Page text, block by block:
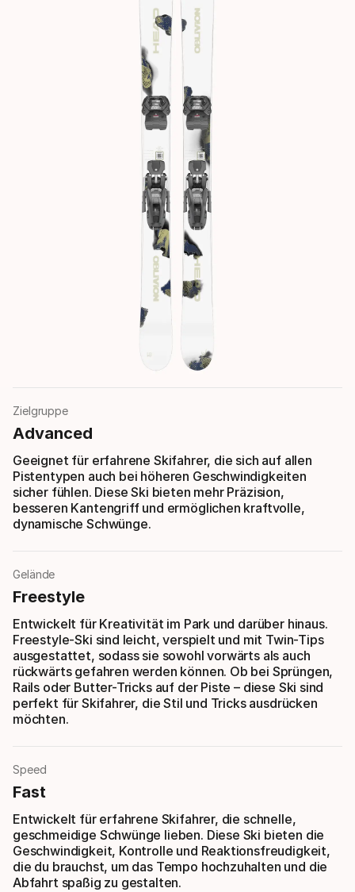
Zielgruppe
Advanced
Geeignet für erfahrene Skifahrer, die sich auf allen
Pistentypen auch bei höheren Geschwindigkeiten
sicher fühlen. Diese Ski bieten mehr Präzision,
besseren Kantengriff und ermöglichen kraftvolle,
dynamische Schwünge.
Gelände
Freestyle
Entwickelt für Kreativität im Park und darüber hinaus.
Freestyle-Ski sind leicht, verspielt und mit Twin-Tips
ausgestattet, sodass sie sowohl vorwärts als auch
rückwärts gefahren werden können. Ob bei Sprüngen,
Rails oder Butter-Tricks auf der Piste – diese Ski sind
perfekt für Skifahrer, die Stil und Tricks ausdrücken
möchten.
Speed
Fast
Entwickelt für erfahrene Skifahrer, die schnelle,
geschmeidige Schwünge lieben. Diese Ski bieten die
Geschwindigkeit, Kontrolle und Reaktionsfreudigkeit,
die du brauchst, um das Tempo hochzuhalten und die
Abfahrt spaßig zu gestalten.